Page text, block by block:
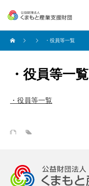
・役員等一覧
・役員等一覧
・役員等一覧